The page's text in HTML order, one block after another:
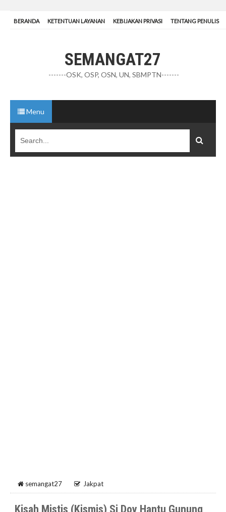
BERANDA KETENTUAN LAYANAN KEBIJAKAN PRIVASI TENTANG PENULIS
SEMANGAT27
-------OSK, OSP, OSN, UN, SBMPTN-------
Menu
semangat27 Jakpat
Kisah Mistis (Kismis) Si Doy Hantu Gunung